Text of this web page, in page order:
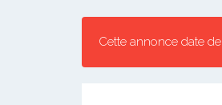
Cette annonce date de